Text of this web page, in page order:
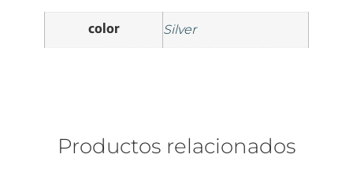
color Silver
Productos relacionados